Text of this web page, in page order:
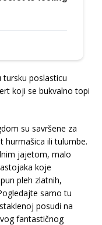
poslasticu
koji se bukvalno topi
su savršene za
hurmašica ili tulumbe.
jajetom, malo
koje
pleh zlatnih,
samo tu
posudi na
fantastičnog